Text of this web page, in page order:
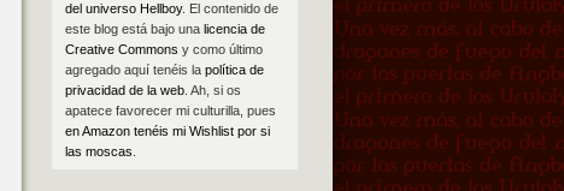
del universo Hellboy. El contenido de
este blog está bajo una licencia de
Creative Commons y como último
agregado aquí tenéis la política de
privacidad de la web. Ah, si os
apatece favorecer mi culturilla, pues
en Amazon tenéis mi Wishlist por si
las moscas